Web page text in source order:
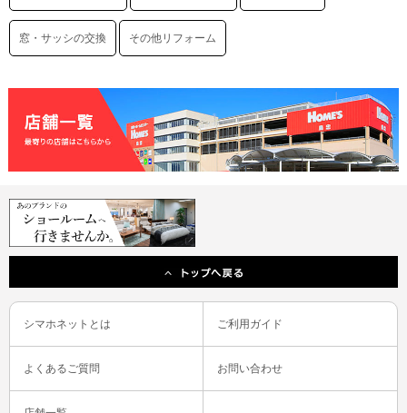
窓・サッシの交換 その他リフォーム
シマホネットとは ご利用ガイド
よくあるご質問 お問い合わせ